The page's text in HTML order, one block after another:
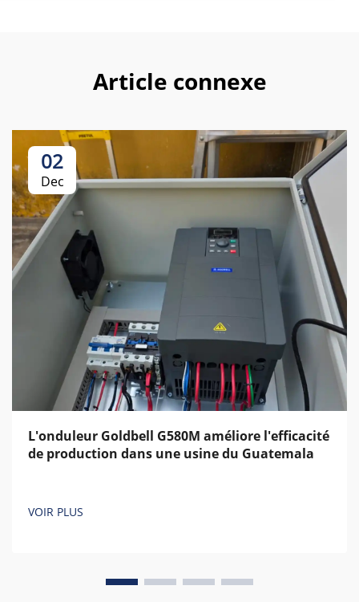
Article connexe
02
Dec
L'onduleur Goldbell G580M améliore l'efficacité
de production dans une usine du Guatemala
VOIR PLUS